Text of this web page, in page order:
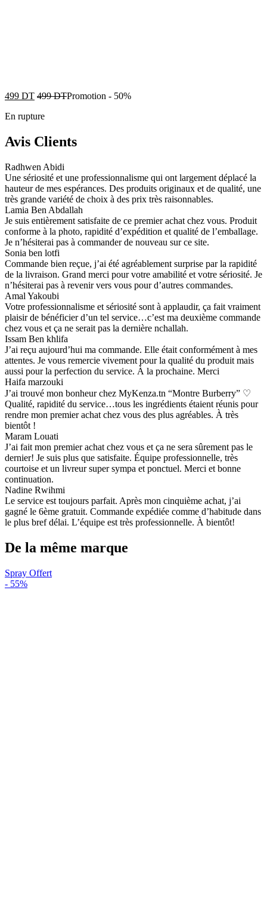
499 DT 499DTPromotion - 50%
En rupture
Avis Clients
Radhwen Abidi
Une sériosité et une professionnalisme qui ont largement déplacé la
hauteur de mes espérances. Des produits originaux et de qualité, une
très grande variété de choix à des prix très raisonnables.
Lamia Ben Abdallah
Je suis entièrement satisfaite de ce premier achat chez vous. Produit
conforme à la photo, rapidité d’expédition et qualité de l’emballage.
Je n’hésiterai pas à commander de nouveau sur ce site.
Sonia ben lotfi
Commande bien reçue, j’ai été agréablement surprise par la rapidité
de la livraison. Grand merci pour votre amabilité et votre sériosité. Je
n’hésiterai pas à revenir vers vous pour d’autres commandes.
Amal Yakoubi
Votre professionnalisme et sériosité sont à applaudir, ça fait vraiment
plaisir de bénéficier d’un tel service…c’est ma deuxième commande
chez vous et ça ne serait pas la dernière nchallah.
Issam Ben khlifa
J’ai reçu aujourd’hui ma commande. Elle était conformément à mes
attentes. Je vous remercie vivement pour la qualité du produit mais
aussi pour la perfection du service. À la prochaine. Merci
Haifa marzouki
J’ai trouvé mon bonheur chez MyKenza.tn “Montre Burberry” ♡
Qualité, rapidité du service…tous les ingrédients étaient réunis pour
rendre mon premier achat chez vous des plus agréables. À très
bientôt !
Maram Louati
J’ai fait mon premier achat chez vous et ça ne sera sûrement pas le
dernier! Je suis plus que satisfaite. Équipe professionnelle, très
courtoise et un livreur super sympa et ponctuel. Merci et bonne
continuation.
Nadine Rwihmi
Le service est toujours parfait. Après mon cinquième achat, j’ai
gagné le 6ème gratuit. Commande expédiée comme d’habitude dans
le plus bref délai. L’équipe est très professionnelle. À bientôt!
De la même marque
Spray Offert
- 55%